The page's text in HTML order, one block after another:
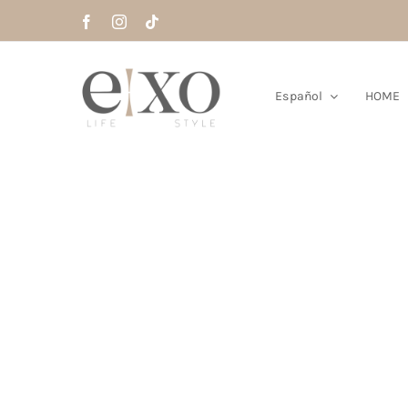
al
Español HOME